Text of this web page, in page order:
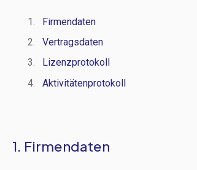
Firmendaten
Vertragsdaten
Lizenzprotokoll
Aktivitätenprotokoll
1. Firmendaten